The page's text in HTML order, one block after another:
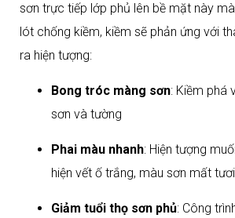
sơn trực tiếp lớp phủ lên bề mặt này
lót chống kiềm, kiềm sẽ phản ứng với
ra hiện tượng:
Bong tróc màng sơn: Kiềm phá
sơn và tường
Phai màu nhanh: Hiện tượng
hiện vết ố trắng, màu sơn mất tươi
Giảm tuổi thọ sơn phủ: Công